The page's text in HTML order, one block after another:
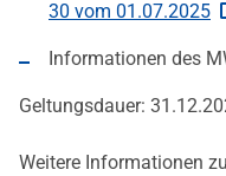
30 vom 01.07.2025
Informationen des
Geltungsdauer:
Weitere Informationen